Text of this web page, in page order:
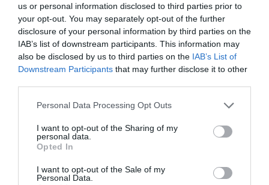
us or personal information disclosed to third parties prior to
your opt-out. You may separately opt-out of the further
disclosure of your personal information by third parties on the
IAB’s list of downstream participants. This information may
also be disclosed by us to third parties on the IAB’s List of
Downstream Participants that may further disclose it to other
Personal Data Processing Opt Outs
I want to opt-out of the Sharing of my
personal data.
Opted In
I want to opt-out of the Sale of my
Personal Data.
2Playbook Media lanzó en 2025 su propio newsletter
mensual especializado en patrocinio. En él tomamos el
pulso al sector abordando el tema que ha marcado la
actualidad del sector, además de ofrecer un recap de los
principales contratos de patrocinio cerrados en España,
Europa y Norteamérica en los últimos 30 días.Aquí
de forma gratuita
Mantente informado con las últimas noticias de actualidad.